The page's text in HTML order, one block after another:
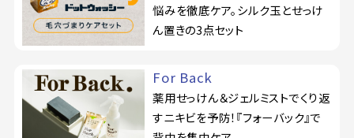
悩みを徹底ケア。シルク玉とせっけ
ん置きの3点セット
For Back
薬用せっけん＆ジェルミストでくり返
すニキビを予防！『フォーバック』で